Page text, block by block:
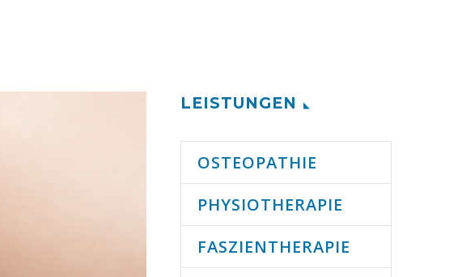
LEISTUNGEN
OSTEOPATHIE
PHYSIOTHERAPIE
FASZIENTHERAPIE